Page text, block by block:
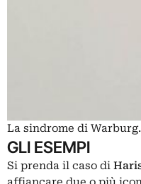
La sindrome di
GLI ESEMPI
Si prenda il caso di